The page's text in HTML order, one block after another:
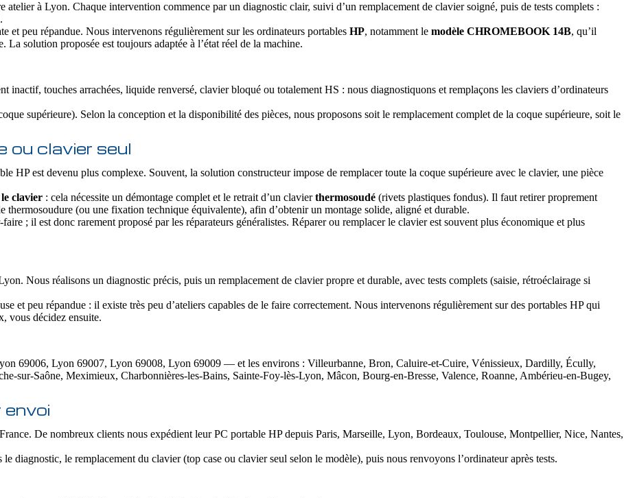
atelier à Lyon. Chaque intervention commence par un diagnostic clair, suivi d’un remplacement de clavier soigné, puis de tests complets :
et peu répandue. Nous intervenons régulièrement sur les ordinateurs portables HP, notamment le modèle CHROMEBOOK 14B, qu’il
La solution proposée est toujours adaptée à l’état réel de la machine.
inactif, touches arrachées, liquide renversé, clavier bloqué ou totalement HS : nous diagnostiquons et remplaçons les claviers d’ordinateurs
supérieure). Selon la conception et la disponibilité des pièces, nous proposons soit le remplacement complet de la coque supérieure, soit le
ou clavier seul
HP est devenu plus complexe. Souvent, la solution constructeur impose de remplacer toute la coque supérieure avec le clavier, une pièce
clavier : cela nécessite un démontage complet et le retrait d’un clavierthermosoudé (rivets plastiques fondus). Il faut retirer proprement
(ou une fixation technique équivalente), afin d’obtenir un montage solide, aligné et durable.
; il est donc rarement proposé par les réparateurs généralistes. Réparer ou remplacer le clavier est souvent plus économique et plus
Nous réalisons un diagnostic précis, puis un remplacement de clavier propre et durable, avec tests complets (saisie, rétroéclairage si
et peu répandue : il existe très peu d’ateliers capables de le faire correctement. Nous intervenons régulièrement sur des portables HP qui
vous décidez ensuite.
69006, Lyon 69007, Lyon 69008, Lyon 69009 — et les environs : Villeurbanne, Bron, Caluire-et-Cuire, Vénissieux, Dardilly, Écully,
sur-Saône, Meximieux, Charbonnières-les-Bains, Sainte-Foy-lès-Lyon, Mâcon, Bourg-en-Bresse, Valence, Roanne, Ambérieu-en-Bugey,
envoi
De nombreux clients nous expédient leur PC portable HP depuis Paris, Marseille, Lyon, Bordeaux, Toulouse, Montpellier, Nice, Nantes,
diagnostic, le remplacement du clavier (top case ou clavier seul selon le modèle), puis nous renvoyons l’ordinateur après tests.